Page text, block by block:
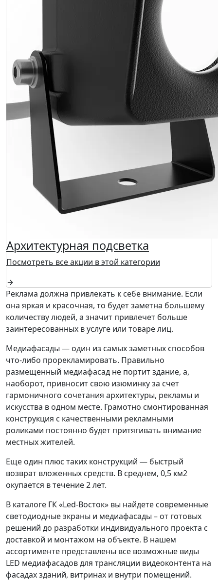
Архитектурная подсветка
Посмотреть все акции в этой категории
Реклама должна привлекать к себе внимание. Если
она яркая и красочная, то будет заметна большему
количеству людей, а значит привлечет больше
заинтересованных в услуге или товаре лиц.
Медиафасады — один из самых заметных способов
что-либо прорекламировать. Правильно
размещенный медиафасад не портит здание, а,
наоборот, привносит свою изюминку за счет
гармоничного сочетания архитектуры, рекламы и
искусства в одном месте. Грамотно смонтированная
конструкция с качественными рекламными
роликами постоянно будет притягивать внимание
местных жителей.
Еще один плюс таких конструкций — быстрый
возврат вложенных средств. В среднем, 0,5 км2
окупается в течение 2 лет.
В каталоге ГК «Led-Восток» вы найдете современные
светодиодные экраны и медиафасады – от готовых
решений до разработки индивидуального проекта с
доставкой и монтажом на объекте. В нашем
ассортименте представлены все возможные виды
LED медиафасадов для трансляции видеоконтента на
фасадах зданий, витринах и внутри помещений.